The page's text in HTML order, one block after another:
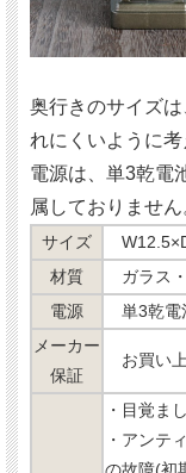
奥行きのサイズ
れにくいように考
電源は、単3乾電
属しておりません
サイズ
材質
ガラス
電源
単3乾電
メーカー
保証
お買い
・目覚ま
・アンテ